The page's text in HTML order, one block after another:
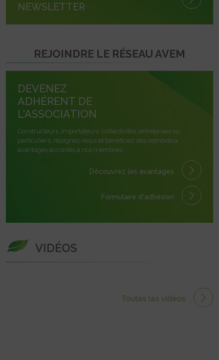
NEWSLETTER
REJOINDRE LE RÉSEAU AVEM
DEVENEZ
ADHÉRENT DE
L'ASSOCIATION
Constructeurs, importateurs, collectivités, entreprises ou
particuliers, rejoignez-nous et bénéficiez des nombreux
avantages accordés à nos membres.
Découvrez les avantages
Formulaire d'adhésion
VIDÉOS
Toutes les vidéos